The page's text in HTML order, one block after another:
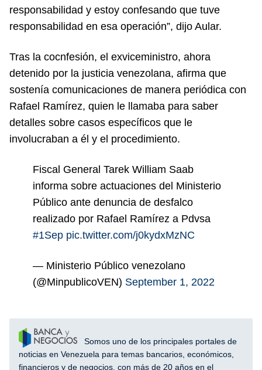
responsabilidad y estoy confesando que tuve
responsabilidad en esa operación”, dijo Aular.
Tras la cocnfesión, el exviceministro, ahora
detenido por la justicia venezolana, afirma que
sostenía comunicaciones de manera periódica con
Rafael Ramírez, quien le llamaba para saber
detalles sobre casos específicos que le
involucraban a él y el procedimiento.
Fiscal General Tarek William Saab
informa sobre actuaciones del Ministerio
Público ante denuncia de desfalco
realizado por Rafael Ramírez a Pdvsa
#1Sep pic.twitter.com/j0kydxMzNC
— Ministerio Público venezolano
(@MinpublicoVEN) September 1, 2022
Somos uno de los principales portales de
noticias en Venezuela para temas bancarios, económicos,
financieros y de negocios, con más de 20 años en el